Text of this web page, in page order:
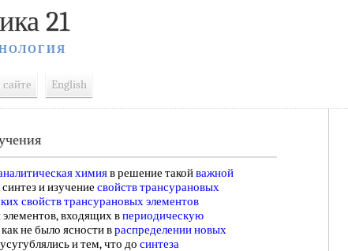
21
English
химияв решение такойважной
синтез и изучение свойств трансурановых
свойств трансурановых элементов
элементов, входящих впериодическую
не было ясности враспределении новых
и тем, что до синтеза